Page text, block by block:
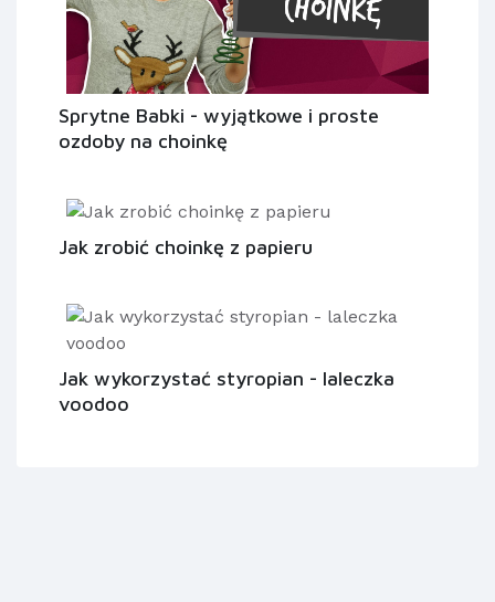
Sprytne Babki - wyjątkowe i proste
ozdoby na choinkę
Jak zrobić choinkę z papieru
Jak wykorzystać styropian - laleczka
voodoo